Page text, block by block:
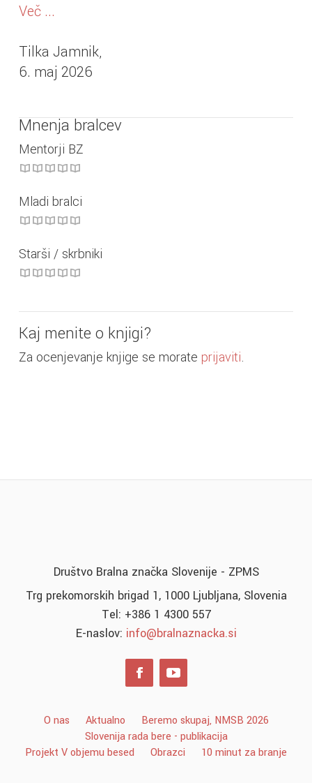
Več ...
Tilka Jamnik,
6. maj 2026
Mnenja bralcev
Mentorji BZ
Mladi bralci
Starši / skrbniki
Kaj menite o knjigi?
Za ocenjevanje knjige se morate prijaviti.
Društvo Bralna značka Slovenije - ZPMS
Trg prekomorskih brigad 1, 1000 Ljubljana, Slovenia
Tel: +386 1 4300 557
E-naslov: info@bralnaznacka.si
O nas Aktualno
Beremo skupaj, NMSB 2026
Slovenija rada bere - publikacija
Projekt V objemu besed
Obrazci 10 minut za branje